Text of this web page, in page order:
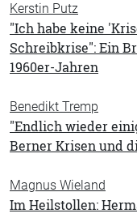
Kerstin Putz
"Ich habe keine
Schreibkrise": Ein
1960er-Jahren
Benedikt Tremp
"Endlich wieder
Berner Krisen und
Magnus Wieland
Im Heilstollen: